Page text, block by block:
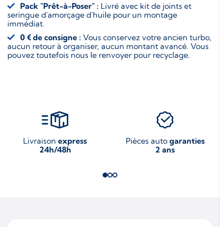
Pack "Prêt-à-Poser" : Livré avec kit de joints et
seringue d'amorçage d'huile pour un montage
immédiat.
0 € de consigne : Vous conservez votre ancien turbo,
aucun retour à organiser, aucun montant avancé. Vous
pouvez toutefois nous le renvoyer pour recyclage.
Livraison express
24h/48h
Pièces auto garanties
2 ans